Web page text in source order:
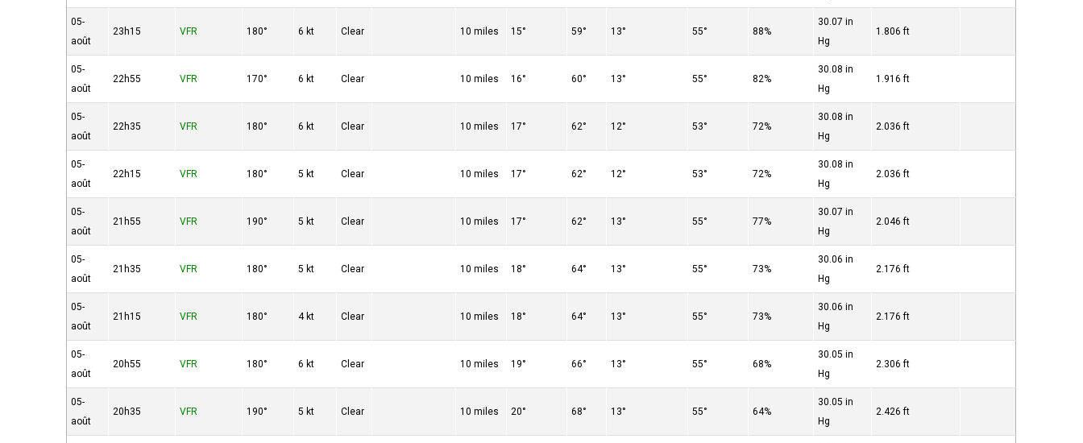
05-
août
23h15 VFR 180° 6 kt Clear 10 miles 15° 59° 13° 55° 88%
30.07 in
Hg
1.806 ft
05-
août
22h55 VFR 170° 6 kt Clear 10 miles 16° 60° 13° 55° 82%
30.08 in
Hg
1.916 ft
05-
août
22h35 VFR 180° 6 kt Clear 10 miles 17° 62° 12° 53° 72%
30.08 in
Hg
2.036 ft
05-
août
22h15 VFR 180° 5 kt Clear 10 miles 17° 62° 12° 53° 72%
30.08 in
Hg
2.036 ft
05-
août
21h55 VFR 190° 5 kt Clear 10 miles 17° 62° 13° 55° 77%
30.07 in
Hg
2.046 ft
05-
août
21h35 VFR 180° 5 kt Clear 10 miles 18° 64° 13° 55° 73%
30.06 in
Hg
2.176 ft
05-
août
21h15 VFR 180° 4 kt Clear 10 miles 18° 64° 13° 55° 73%
30.06 in
Hg
2.176 ft
05-
août
20h55 VFR 180° 6 kt Clear 10 miles 19° 66° 13° 55° 68%
30.05 in
Hg
2.306 ft
05-
août
20h35 VFR 190° 5 kt Clear 10 miles 20° 68° 13° 55° 64%
30.05 in
Hg
2.426 ft